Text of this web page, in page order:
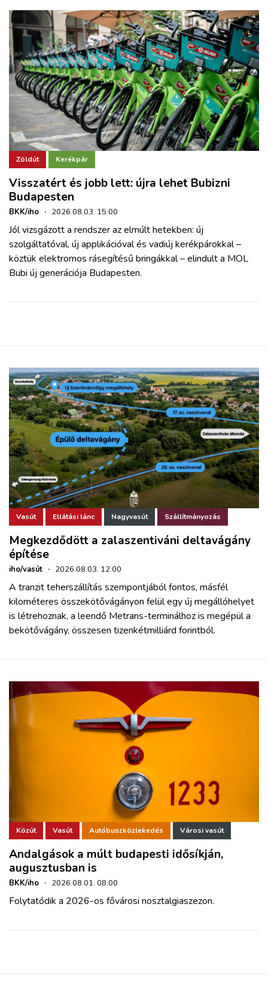
Zöldút Kerékpár
Visszatért és jobb lett: újra lehet Bubizni
Budapesten
BKK/iho · 2026.08.03. 15:00
Jól vizsgázott a rendszer az elmúlt hetekben: új
szolgáltatóval, új applikációval és vadiúj kerékpárokkal –
köztük elektromos rásegítésű bringákkal – elindult a MOL
Bubi új generációja Budapesten.
Vasút Ellátási lánc Nagyvasút Szállítmányozás
Megkezdődött a zalaszentiváni deltavágány
építése
iho/vasút · 2026.08.03. 12:00
A tranzit teherszállítás szempontjából fontos, másfél
kilométeres összekötővágányon felül egy új megállóhelyet
is létrehoznak, a leendő Metrans-terminálhoz is megépül a
bekötővágány, összesen tizenkétmilliárd forintból.
Közút Vasút Autóbuszközlekedés Városi vasút
Andalgások a múlt budapesti idősíkján,
augusztusban is
BKK/iho · 2026.08.01. 08:00
Folytatódik a 2026-os fővárosi nosztalgiaszezon.